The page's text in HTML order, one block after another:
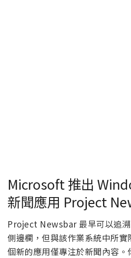
Microsoft 推出
新聞應用 Project
Project Newsbar 最早可以追
側邊欄，但與該作業系統中所
個新的應用僅專注於新聞內容